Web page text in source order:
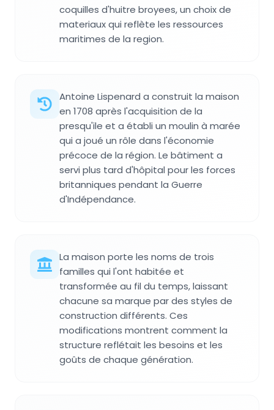
coquilles d'huitre broyees, un choix de
materiaux qui reflète les ressources
maritimes de la region.
Antoine Lispenard a construit la maison
en 1708 après l'acquisition de la
presqu'ile et a établi un moulin à marée
qui a joué un rôle dans l'économie
précoce de la région. Le bâtiment a
servi plus tard d'hôpital pour les forces
britanniques pendant la Guerre
d'Indépendance.
La maison porte les noms de trois
familles qui l'ont habitée et
transformée au fil du temps, laissant
chacune sa marque par des styles de
construction différents. Ces
modifications montrent comment la
structure reflétait les besoins et les
goûts de chaque génération.